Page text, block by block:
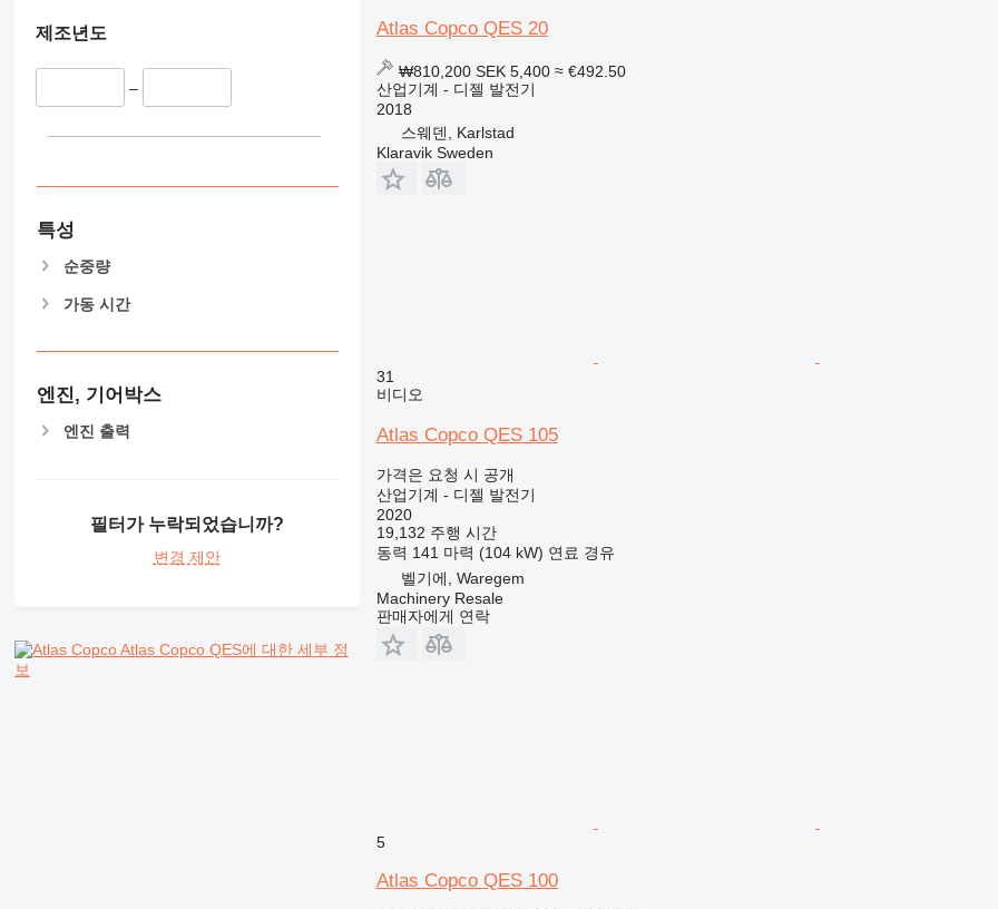
제조년도
–
특성
순중량
가동 시간
엔진, 기어박스
엔진 출력
필터가 누락되었습니까?
변경 제안
Atlas Copco QES에 대한 세부 정
보
Atlas Copco QES 20
₩810,200 SEK 5,400 ≈ €492.50
산업기계 - 디젤 발전기
2018
스웨덴, Karlstad
Klaravik Sweden
31
비디오
Atlas Copco QES 105
가격은 요청 시 공개
산업기계 - 디젤 발전기
2020
19,132 주행 시간
동력 141 마력 (104 kW) 연료 경유
벨기에, Waregem
Machinery Resale
판매자에게 연락
5
Atlas Copco QES 100